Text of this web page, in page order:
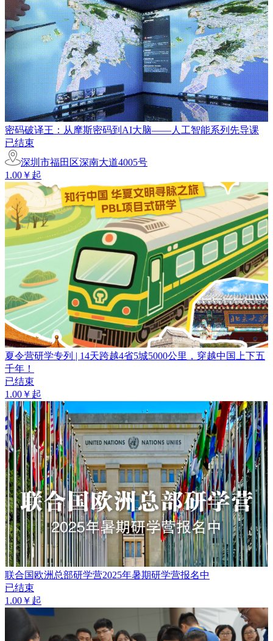
密码破译王：从摩斯密码到AI大脑——人工智能系列先导课
已结束
深圳市福田区深南大道4005号
1.00￥起
夏令营研学专列 | 14天跨越4省5城5000公里，穿越中国上下五
千年！
已结束
1.00￥起
联合国欧洲总部研学营2025年暑期研学营报名中
已结束
1.00￥起